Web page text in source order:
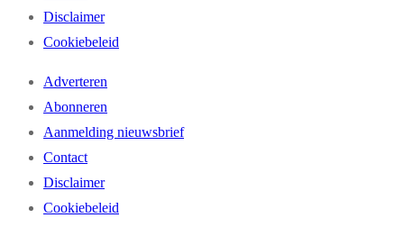
Disclaimer
Cookiebeleid
Adverteren
Abonneren
Aanmelding nieuwsbrief
Contact
Disclaimer
Cookiebeleid